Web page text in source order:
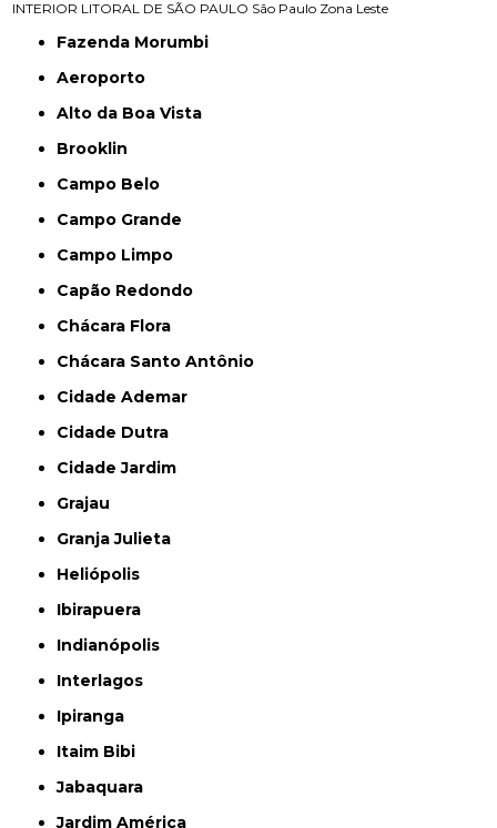
INTERIOR LITORAL DE SÃO PAULO São Paulo Zona Leste
Fazenda Morumbi
Aeroporto
Alto da Boa Vista
Brooklin
Campo Belo
Campo Grande
Campo Limpo
Capão Redondo
Chácara Flora
Chácara Santo Antônio
Cidade Ademar
Cidade Dutra
Cidade Jardim
Grajau
Granja Julieta
Heliópolis
Ibirapuera
Indianópolis
Interlagos
Ipiranga
Itaim Bibi
Jabaquara
Jardim América